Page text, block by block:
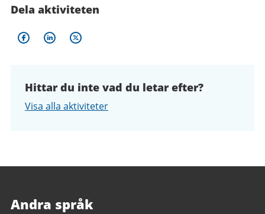
Dela aktiviteten
Hittar du inte vad du letar efter?
Visa alla aktiviteter
Andra språk